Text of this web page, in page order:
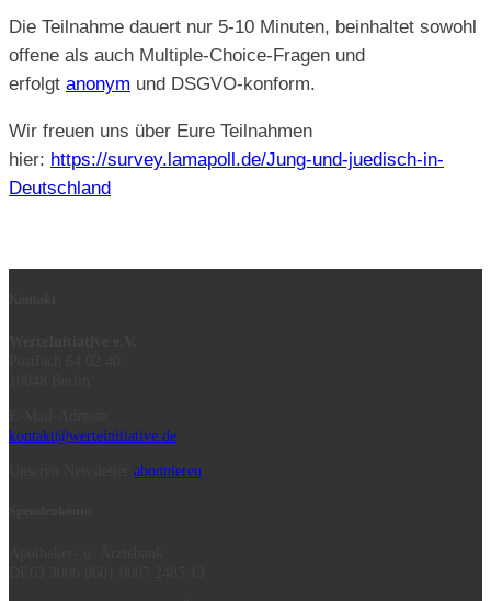
Die Teilnahme dauert nur 5-10 Minuten, beinhaltet sowohl
offene als auch Multiple-Choice-Fragen und
erfolgt anonym und DSGVO-konform.
Wir freuen uns über Eure Teilnahmen
hier: https://survey.lamapoll.de/Jung-und-juedisch-in-
Deutschland
kontakt@werteinitiative.de
abonnieren